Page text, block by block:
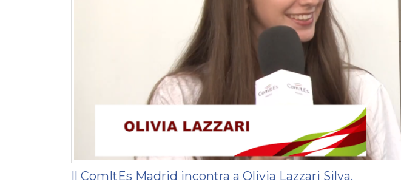
Il ComItEs Madrid incontra a Olivia Lazzari Silva.